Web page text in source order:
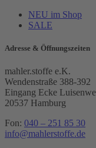
NEU im Shop
SALE
Adresse & Öffnungszeiten
mahler.stoffe e.K.
Wendenstraße 388-392
Eingang Ecke
20537 Hamburg
Fon: 040 – 251 85 30
info@mahlerstoffe.de